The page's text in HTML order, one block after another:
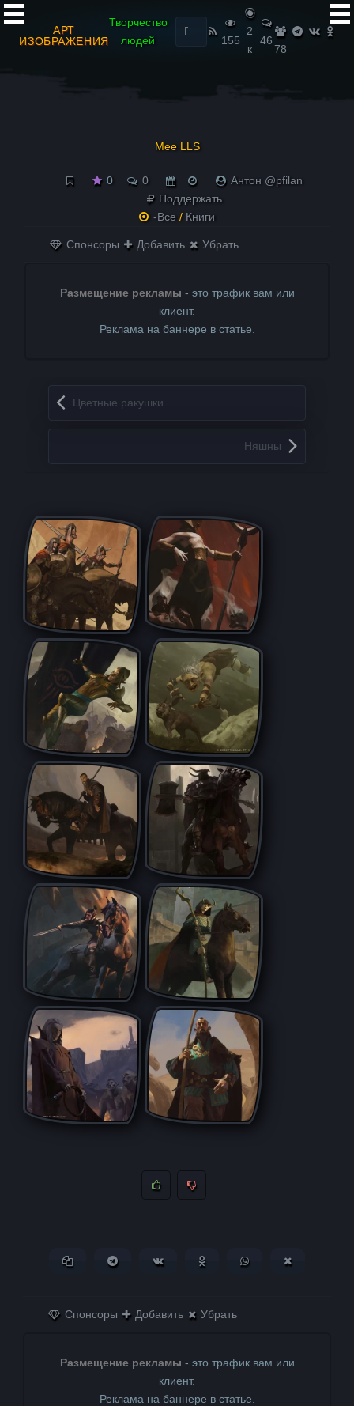
АРТ
ИЗОБРАЖЕНИЯ
Творчество
людей
Найти:
155
2
к
46
78
Mee LLS
0 0
Антон @pfilan
Поддержать
-Все / Книги
Спонсоры Добавить Убрать
Размещение рекламы - это трафик вам или
клиент.
Реклама на баннере в статье.
Запись навигация
Цветные ракушки
Няшны
Копировать ссылкуПоделиться в Telegram
Поделиться ВКонтактеПоделиться в
Поделиться в
Спонсоры Добавить Убрать
Размещение рекламы - это трафик вам или
клиент.
Реклама на баннере в статье.